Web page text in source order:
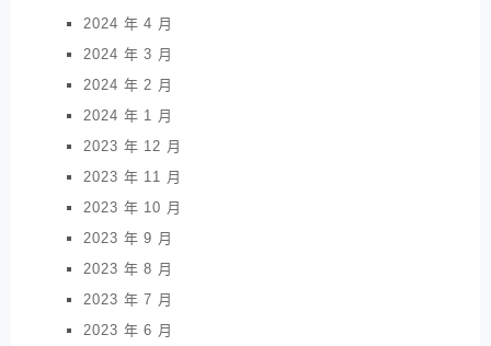
2024 年 4 月
2024 年 3 月
2024 年 2 月
2024 年 1 月
2023 年 12 月
2023 年 11 月
2023 年 10 月
2023 年 9 月
2023 年 8 月
2023 年 7 月
2023 年 6 月